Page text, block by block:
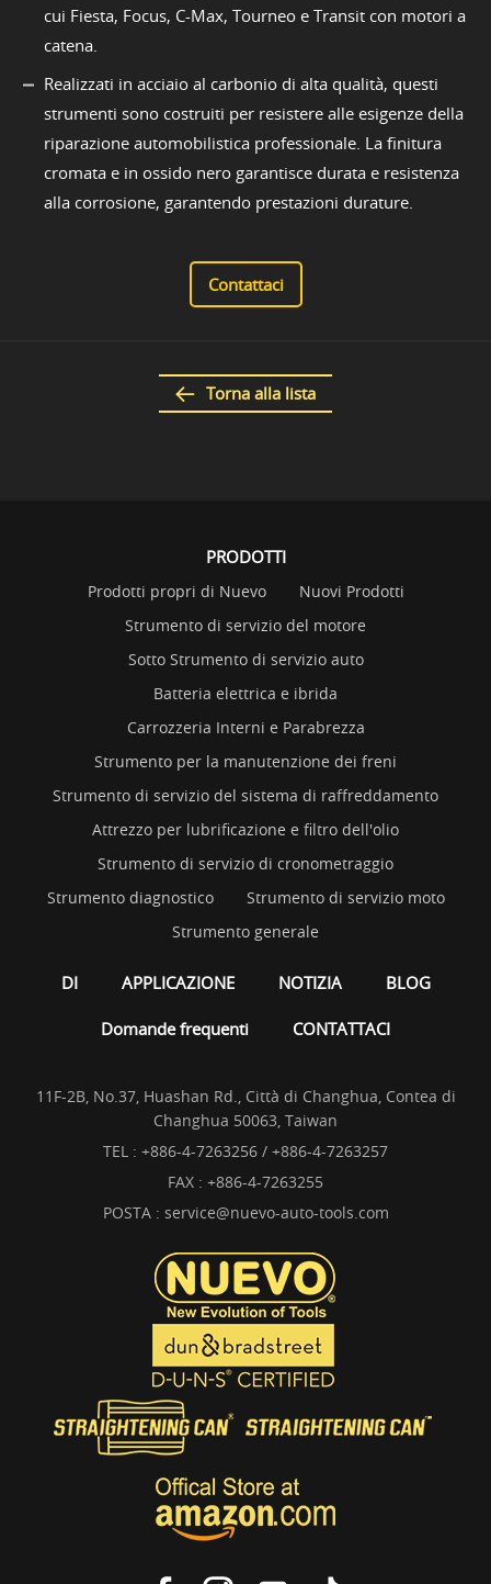
cui Fiesta, Focus, C-Max, Tourneo e Transit con motori a
catena.
Realizzati in acciaio al carbonio di alta qualità, questi
strumenti sono costruiti per resistere alle esigenze della
riparazione automobilistica professionale. La finitura
cromata e in ossido nero garantisce durata e resistenza
alla corrosione, garantendo prestazioni durature.
Contattaci
Torna alla lista
PRODOTTI
Prodotti propri di Nuevo
Nuovi Prodotti
Strumento di servizio del motore
Sotto Strumento di servizio auto
Batteria elettrica e ibrida
Carrozzeria Interni e Parabrezza
Strumento per la manutenzione dei freni
Strumento di servizio del sistema di raffreddamento
Attrezzo per lubrificazione e filtro dell'olio
Strumento di servizio di cronometraggio
Strumento diagnostico
Strumento di servizio moto
Strumento generale
DI APPLICAZIONE NOTIZIA BLOG
Domande frequenti CONTATTACI
11F-2B, No.37, Huashan Rd., Città di Changhua, Contea di
Changhua 50063, Taiwan
TEL : +886-4-7263256 / +886-4-7263257
FAX : +886-4-7263255
POSTA : service@nuevo-auto-tools.com